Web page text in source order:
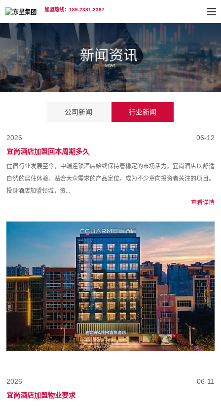
加盟热线：189-2381-2387
公司新闻 行业新闻
06-12
2026
宜尚酒店加盟回本周期多久
住宿行业发展至今，中端连锁酒店始终保持着稳定的市场活力。宜尚酒店以舒适
自然的居住体验、贴合大众需求的产品定位，成为不少意向投资者关注的项目。
投身酒店加盟领域，资...
查看详情
06-11
2026
宜尚酒店加盟物业要求